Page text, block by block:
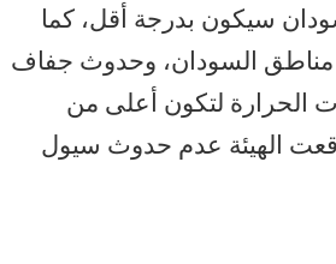
سيكون بدرجة أقل، كما
السودان، وحدوث جفاف
الحرارة لتكون أعلى من
الهيئة عدم حدوث سيول